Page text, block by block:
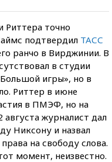
Риттера точно
подтвердил ТАСС
ранчо в Вирджинии. В
в студии
игры», но в
Риттер в июне
в ПМЭФ, но на
августа журналист дал
Никсону и назвал
на свободу слова.
момент, неизвестно.